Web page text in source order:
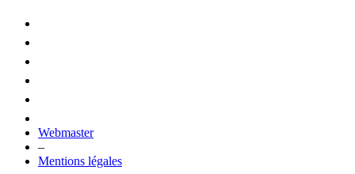
Webmaster
–
Mentions légales